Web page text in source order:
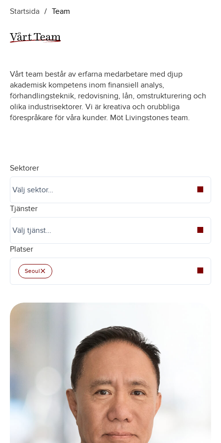
Startsida / Team
Vårt Team
Vårt team består av erfarna medarbetare med djup
akademisk kompetens inom finansiell analys,
förhandlingsteknik, redovisning, lån, omstrukturering och
olika industrisektorer. Vi är kreativa och orubbliga
förespråkare för våra kunder. Möt Livingstones team.
Sektorer
Tjänster
Platser
Seoul×